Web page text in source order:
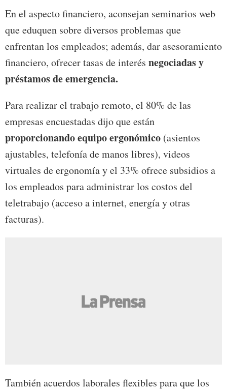
En el aspecto financiero, aconsejan seminarios web
que eduquen sobre diversos problemas que
enfrentan los empleados; además, dar asesoramiento
financiero, ofrecer tasas de interés negociadas y
préstamos de emergencia.
Para realizar el trabajo remoto, el 80% de las
empresas encuestadas dijo que están
proporcionando equipo ergonómico (asientos
ajustables, telefonía de manos libres), videos
virtuales de ergonomía y el 33% ofrece subsidios a
los empleados para administrar los costos del
teletrabajo (acceso a internet, energía y otras
facturas).
También acuerdos laborales flexibles para que los